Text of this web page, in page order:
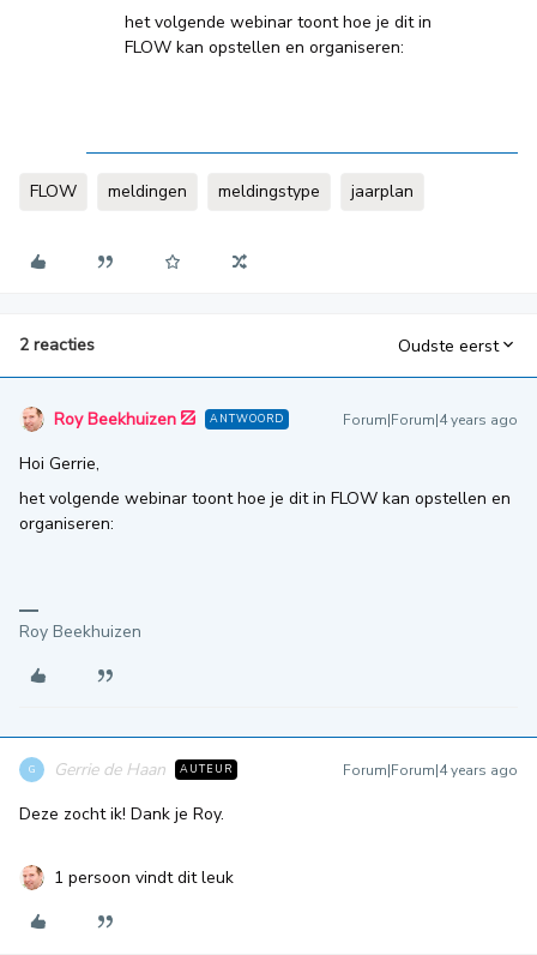
het volgende webinar toont hoe je dit in
FLOW kan opstellen en organiseren:
FLOW meldingen meldingstype jaarplan
2 reacties Oudste eerst
Roy Beekhuizen ANTWOORD Forum|Forum|4 years ago
Hoi Gerrie,
het volgende webinar toont hoe je dit in FLOW kan opstellen en
organiseren:
Roy Beekhuizen
G Gerrie de Haan AUTEUR Forum|Forum|4 years ago
Deze zocht ik! Dank je Roy.
1 persoon vindt dit leuk